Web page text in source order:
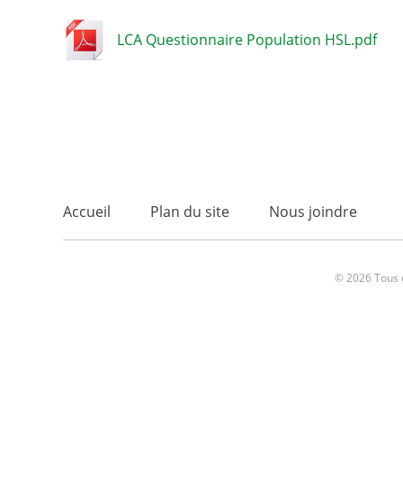
LCA Questionnaire Population HSL.pdf
Accueil Plan du site Nous joindre
© 2026 Tous